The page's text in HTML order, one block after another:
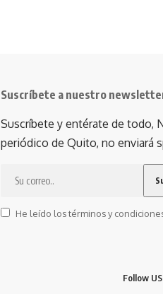
Suscríbete a nuestro
Suscríbete y entérate de todo,
periódico de Quito, no enviará
He leído los términos y
Follow US